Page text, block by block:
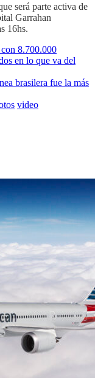
será parte activa de
Garrahan
16hs.
8.700.000
en lo que va del
brasilera fue la más
video